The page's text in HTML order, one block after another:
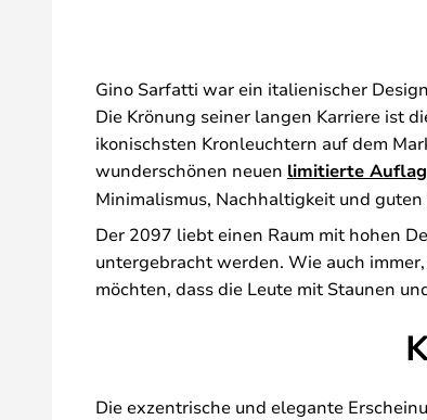
Gino Sarfatti war ein italienischer
Die Krönung seiner langen Karriere ist
ikonischsten Kronleuchtern auf dem
wunderschönen neuen limitierte
Minimalismus, Nachhaltigkeit und
Der 2097 liebt einen Raum mit hohen
untergebracht werden. Wie auch
möchten, dass die Leute mit Staunen
Die exzentrische und elegante